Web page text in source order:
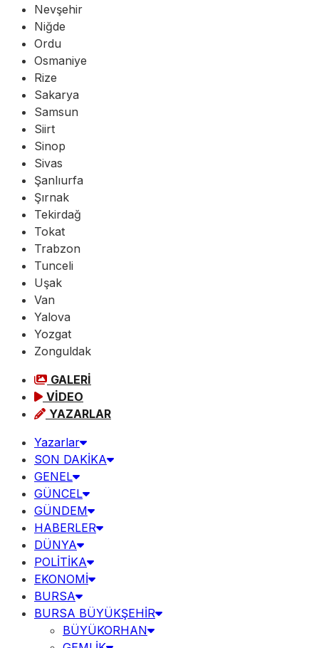
Nevşehir
Niğde
Ordu
Osmaniye
Rize
Sakarya
Samsun
Siirt
Sinop
Sivas
Şanlıurfa
Şırnak
Tekirdağ
Tokat
Trabzon
Tunceli
Uşak
Van
Yalova
Yozgat
Zonguldak
GALERİ
VİDEO
YAZARLAR
Yazarlar
SON DAKİKA
GENEL
GÜNCEL
GÜNDEM
HABERLER
DÜNYA
POLİTİKA
EKONOMİ
BURSA
BURSA BÜYÜKŞEHİR
BÜYÜKORHAN